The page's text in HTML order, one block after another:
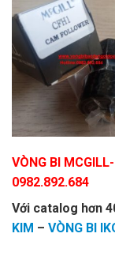
VÒNG BI
0982.892.684
Với catalog hơn
KIM – VÒNG BI